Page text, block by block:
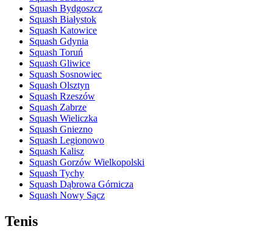
Squash Bydgoszcz
Squash Białystok
Squash Katowice
Squash Gdynia
Squash Toruń
Squash Gliwice
Squash Sosnowiec
Squash Olsztyn
Squash Rzeszów
Squash Zabrze
Squash Wieliczka
Squash Gniezno
Squash Legionowo
Squash Kalisz
Squash Gorzów Wielkopolski
Squash Tychy
Squash Dąbrowa Górnicza
Squash Nowy Sącz
Tenis